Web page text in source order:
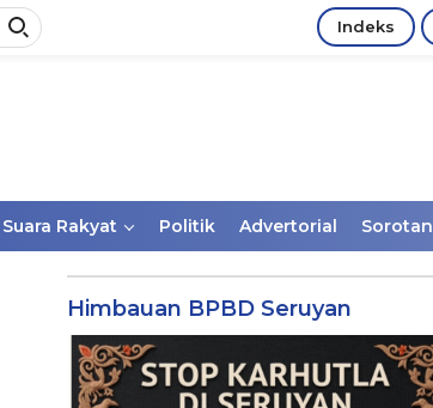
Indeks
Suara Rakyat Politik Advertorial Sorotan
Himbauan BPBD Seruyan